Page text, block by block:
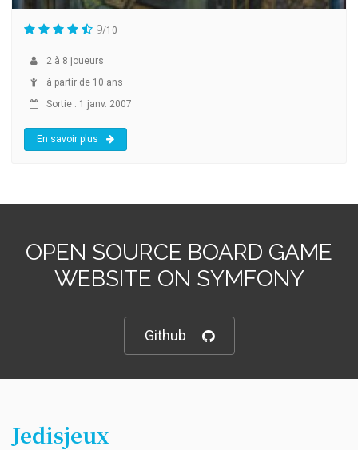
9/10
2 à 8 joueurs
à partir de 10 ans
Sortie : 1 janv. 2007
En savoir plus
OPEN SOURCE BOARD GAME
WEBSITE ON SYMFONY
Github
Jedisjeux